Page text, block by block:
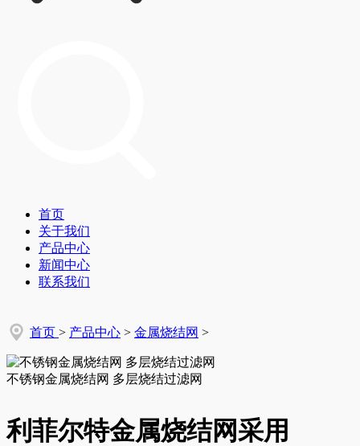
首页
关于我们
产品中心
新闻中心
联系我们
首页 > 产品中心 > 金属烧结网 >
不锈钢金属烧结网 多层烧结过滤网
利菲尔特金属烧结网采用